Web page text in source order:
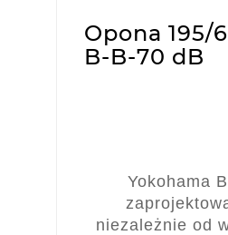
Opona 195/
B-B-70 dB
Yokohama
niezależnie od